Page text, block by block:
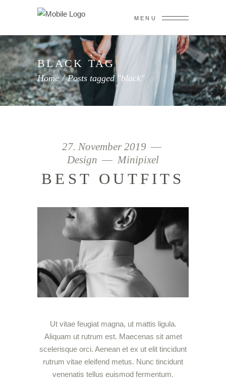
MENU
BLACK TAG
Home/Posts tagged "black"
27. November 2019
Design
Minipixel
BEST OUTFITS
Ut vitae feugiat magna, ut mattis ligula.
Aliquam ut rutrum est. Maecenas sit amet
scelerisque orci. Aenean et ex ut elit tincidunt
rutrum vitae eleifend metus. Nunc tincidunt
venenatis tellus euismod fermentum.